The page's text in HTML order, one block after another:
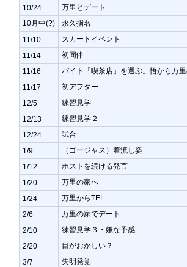
10/24
万里とデート
10月中(?)
永久指名
11/10 スカートイベント
11/14 初同伴
11/16 バイト「喫茶店」を選ぶ。悟から万
11/17 初アフター
12/5 練習見学
12/13 練習見学２
12/24 試合
1/9 （ゴージャス）着流し姿
1/12 ホストを続ける発言
1/20 万里の家へ
1/24 万里からTEL
2/6 万里の家でデート
2/10 練習見学３・嫌な予感
2/20 目がおかしい？
3/7 失明発覚